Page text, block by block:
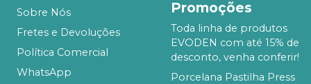
Sobre Nós
Fretes e Devoluções
Política Comercial
WhatsApp
Promoções
Toda linha de produtos
EVODEN com até 15% de
desconto, venha conferir!
Porcelana Pastilha Press